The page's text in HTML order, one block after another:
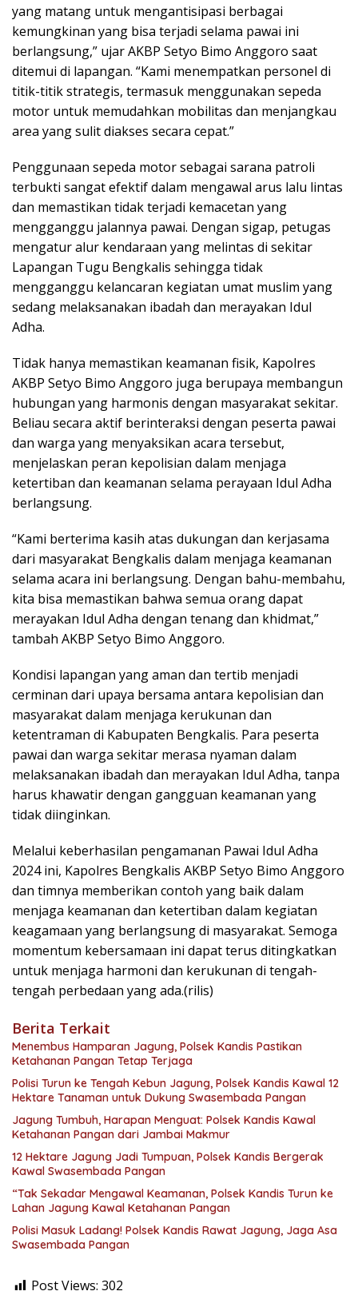
yang matang untuk mengantisipasi berbagai
kemungkinan yang bisa terjadi selama pawai ini
berlangsung,” ujar AKBP Setyo Bimo Anggoro saat
ditemui di lapangan. “Kami menempatkan personel di
titik-titik strategis, termasuk menggunakan sepeda
motor untuk memudahkan mobilitas dan menjangkau
area yang sulit diakses secara cepat.”
Penggunaan sepeda motor sebagai sarana patroli
terbukti sangat efektif dalam mengawal arus lalu lintas
dan memastikan tidak terjadi kemacetan yang
mengganggu jalannya pawai. Dengan sigap, petugas
mengatur alur kendaraan yang melintas di sekitar
Lapangan Tugu Bengkalis sehingga tidak
mengganggu kelancaran kegiatan umat muslim yang
sedang melaksanakan ibadah dan merayakan Idul
Adha.
Tidak hanya memastikan keamanan fisik, Kapolres
AKBP Setyo Bimo Anggoro juga berupaya membangun
hubungan yang harmonis dengan masyarakat sekitar.
Beliau secara aktif berinteraksi dengan peserta pawai
dan warga yang menyaksikan acara tersebut,
menjelaskan peran kepolisian dalam menjaga
ketertiban dan keamanan selama perayaan Idul Adha
berlangsung.
“Kami berterima kasih atas dukungan dan kerjasama
dari masyarakat Bengkalis dalam menjaga keamanan
selama acara ini berlangsung. Dengan bahu-membahu,
kita bisa memastikan bahwa semua orang dapat
merayakan Idul Adha dengan tenang dan khidmat,”
tambah AKBP Setyo Bimo Anggoro.
Kondisi lapangan yang aman dan tertib menjadi
cerminan dari upaya bersama antara kepolisian dan
masyarakat dalam menjaga kerukunan dan
ketentraman di Kabupaten Bengkalis. Para peserta
pawai dan warga sekitar merasa nyaman dalam
melaksanakan ibadah dan merayakan Idul Adha, tanpa
harus khawatir dengan gangguan keamanan yang
tidak diinginkan.
Melalui keberhasilan pengamanan Pawai Idul Adha
2024 ini, Kapolres Bengkalis AKBP Setyo Bimo Anggoro
dan timnya memberikan contoh yang baik dalam
menjaga keamanan dan ketertiban dalam kegiatan
keagamaan yang berlangsung di masyarakat. Semoga
momentum kebersamaan ini dapat terus ditingkatkan
untuk menjaga harmoni dan kerukunan di tengah-
tengah perbedaan yang ada.(rilis)
Berita Terkait
Menembus Hamparan Jagung, Polsek Kandis Pastikan
Ketahanan Pangan Tetap Terjaga
Polisi Turun ke Tengah Kebun Jagung, Polsek Kandis Kawal 12
Hektare Tanaman untuk Dukung Swasembada Pangan
Jagung Tumbuh, Harapan Menguat: Polsek Kandis Kawal
Ketahanan Pangan dari Jambai Makmur
12 Hektare Jagung Jadi Tumpuan, Polsek Kandis Bergerak
Kawal Swasembada Pangan
“Tak Sekadar Mengawal Keamanan, Polsek Kandis Turun ke
Lahan Jagung Kawal Ketahanan Pangan
Polisi Masuk Ladang! Polsek Kandis Rawat Jagung, Jaga Asa
Swasembada Pangan
Post Views: 302